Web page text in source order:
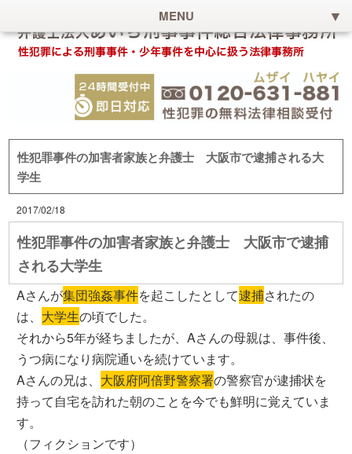
MENU
性犯罪事件の加害者家族と弁護士 大阪市で逮捕される大
学生
2017/02/18
性犯罪事件の加害者家族と弁護士 大阪市で逮捕
される大学生
Aさんが集団強姦事件を起こしたとして逮捕されたの
は、 大学生の頃でした。
それから5年が経ちましたが、Aさんの母親は、事件後、
うつ病になり病院通いを続けています。
Aさんの兄は、 大阪府阿倍野警察署の警察官が逮捕状を
持って自宅を訪れた朝のことを今でも鮮明に覚えていま
す。
（フィクションです）